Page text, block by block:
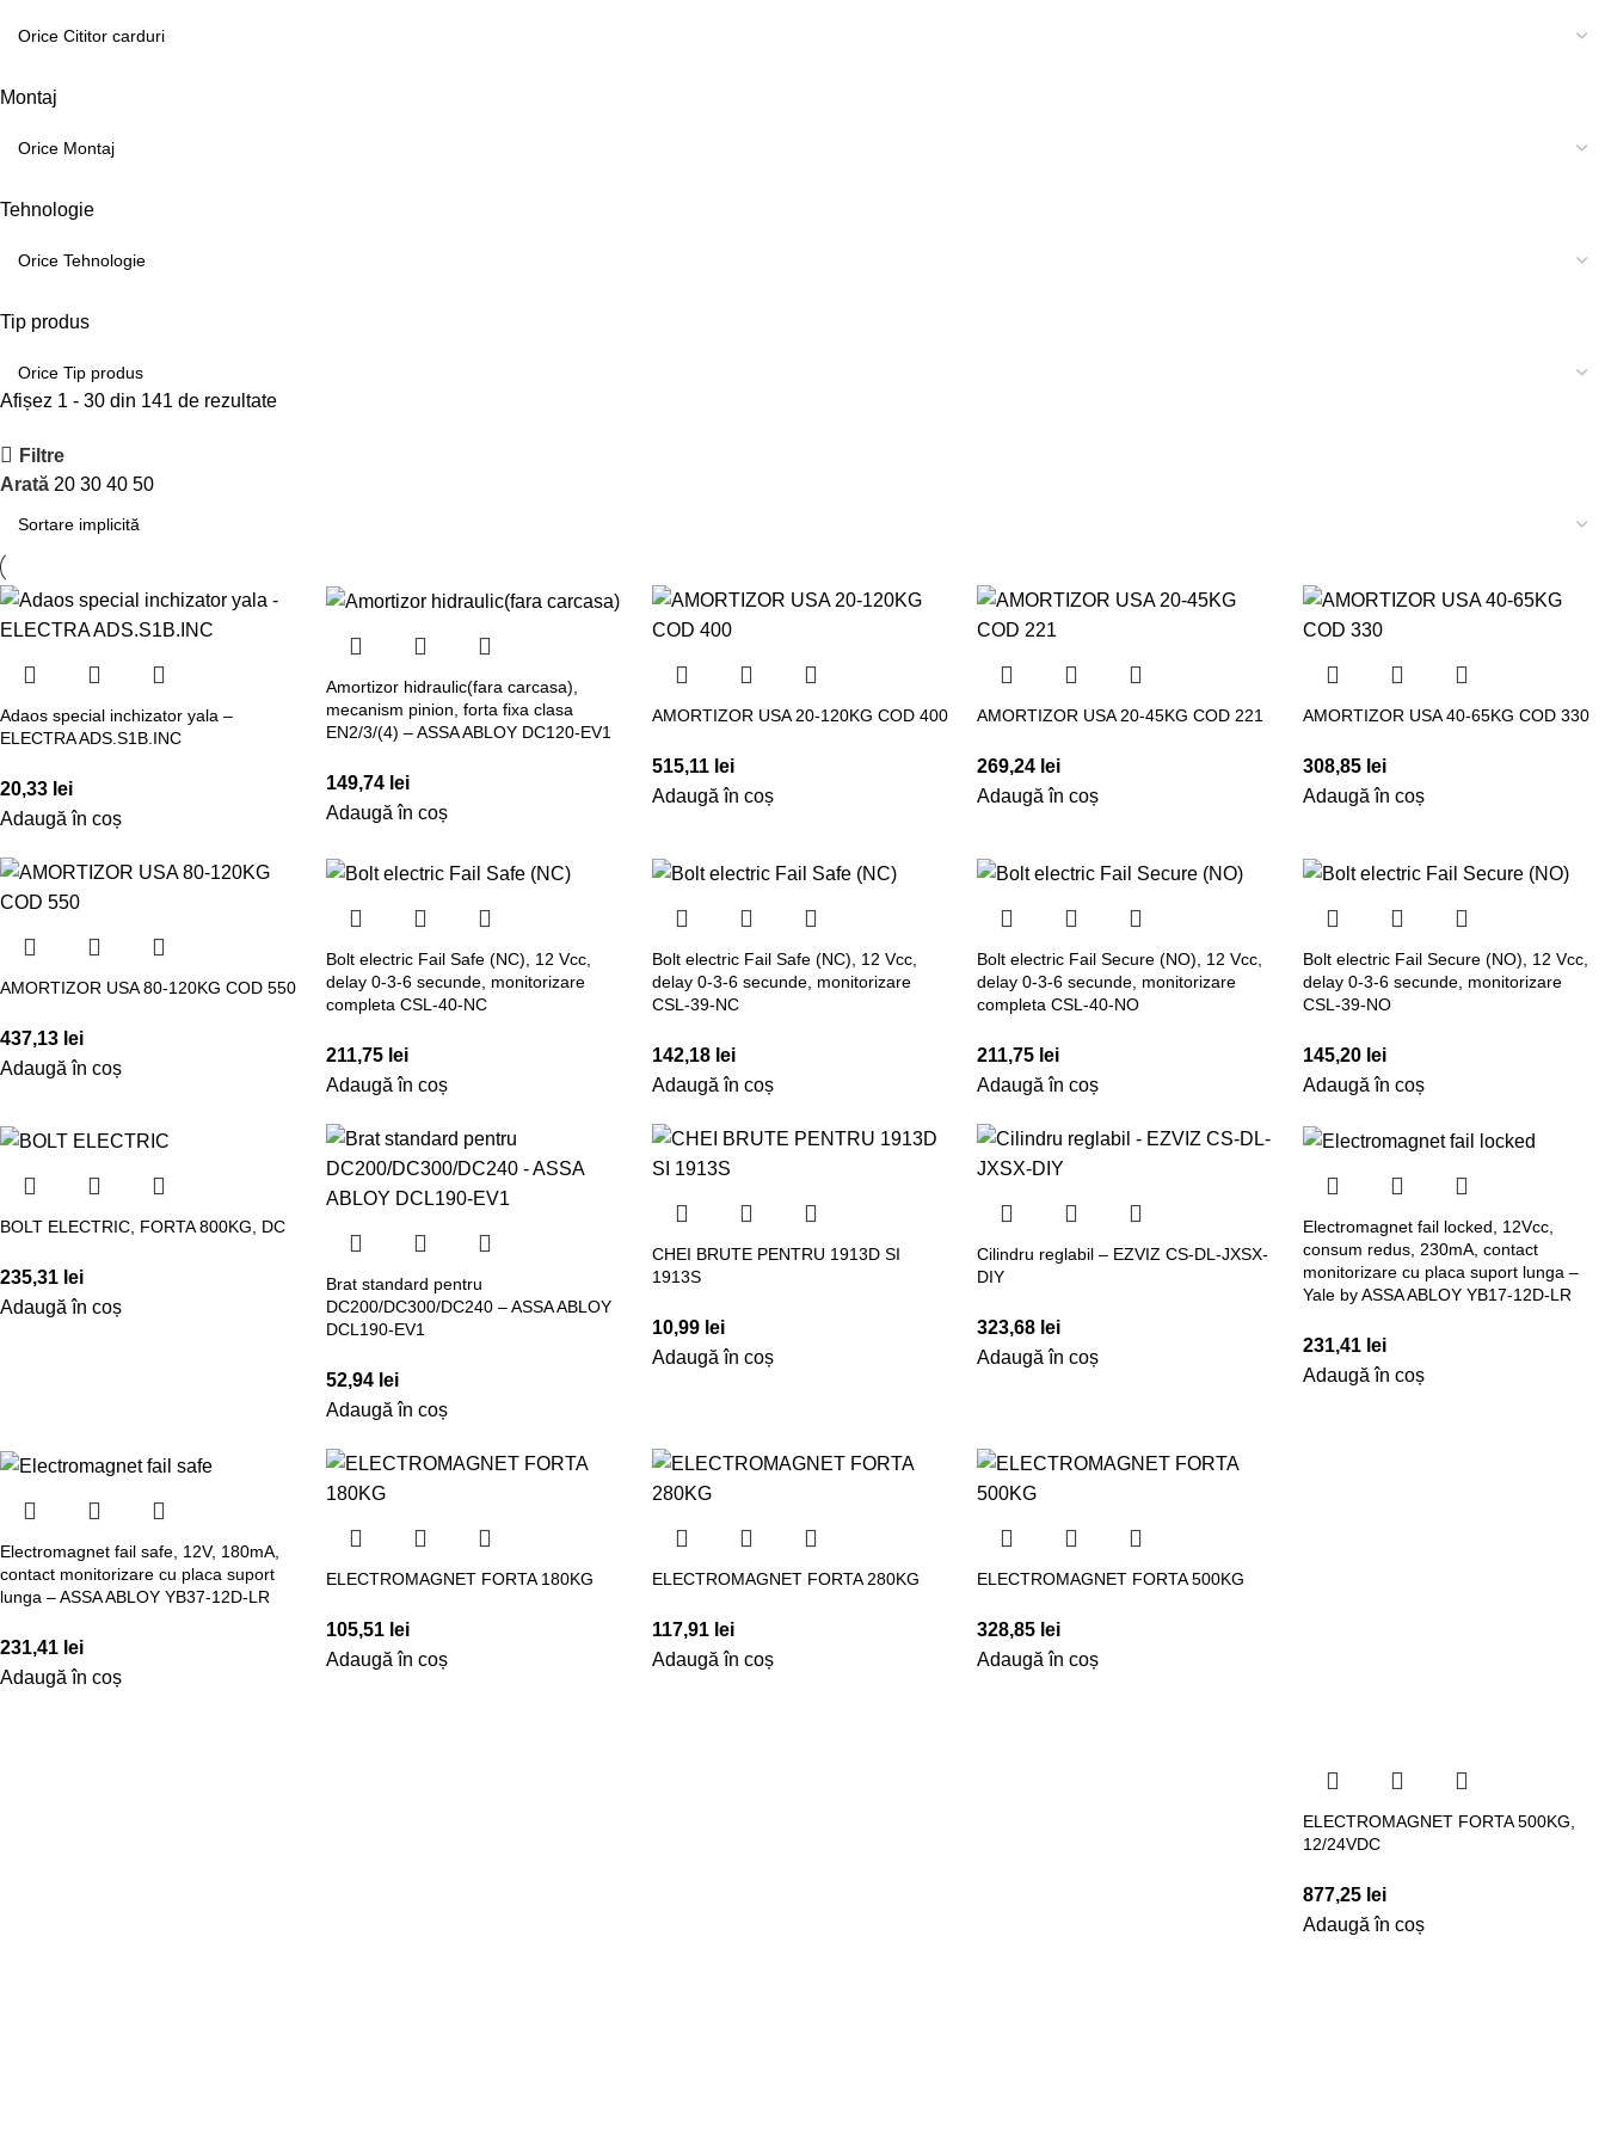
Montaj
Tehnologie
Tip produs
Afișez 1 - 30 din 141 de rezultate
Filtre
Arată 20 30 40 50
Adaos special inchizator yala –
ELECTRA ADS.S1B.INC
20,33 lei
Adaugă în coș
Amortizor hidraulic(fara carcasa),
mecanism pinion, forta fixa clasa
EN2/3/(4) – ASSA ABLOY DC120-EV1
149,74 lei
Adaugă în coș
AMORTIZOR USA 20-120KG COD 400
515,11 lei
Adaugă în coș
AMORTIZOR USA 20-45KG COD 221
269,24 lei
Adaugă în coș
AMORTIZOR USA 40-65KG COD 330
308,85 lei
Adaugă în coș
AMORTIZOR USA 80-120KG COD 550
437,13 lei
Adaugă în coș
Bolt electric Fail Safe (NC), 12 Vcc,
delay 0-3-6 secunde, monitorizare
completa CSL-40-NC
211,75 lei
Adaugă în coș
Bolt electric Fail Safe (NC), 12 Vcc,
delay 0-3-6 secunde, monitorizare
CSL-39-NC
142,18 lei
Adaugă în coș
Bolt electric Fail Secure (NO), 12 Vcc,
delay 0-3-6 secunde, monitorizare
completa CSL-40-NO
211,75 lei
Adaugă în coș
Bolt electric Fail Secure (NO), 12 Vcc,
delay 0-3-6 secunde, monitorizare
CSL-39-NO
145,20 lei
Adaugă în coș
BOLT ELECTRIC, FORTA 800KG, DC
235,31 lei
Adaugă în coș
Brat standard pentru
DC200/DC300/DC240 – ASSA ABLOY
DCL190-EV1
52,94 lei
Adaugă în coș
CHEI BRUTE PENTRU 1913D SI
1913S
10,99 lei
Adaugă în coș
Cilindru reglabil – EZVIZ CS-DL-JXSX-
DIY
323,68 lei
Adaugă în coș
Electromagnet fail locked, 12Vcc,
consum redus, 230mA, contact
monitorizare cu placa suport lunga –
Yale by ASSA ABLOY YB17-12D-LR
231,41 lei
Adaugă în coș
Electromagnet fail safe, 12V, 180mA,
contact monitorizare cu placa suport
lunga – ASSA ABLOY YB37-12D-LR
231,41 lei
Adaugă în coș
ELECTROMAGNET FORTA 180KG
105,51 lei
Adaugă în coș
ELECTROMAGNET FORTA 280KG
117,91 lei
Adaugă în coș
ELECTROMAGNET FORTA 500KG
328,85 lei
Adaugă în coș
ELECTROMAGNET FORTA 500KG,
12/24VDC
877,25 lei
Adaugă în coș